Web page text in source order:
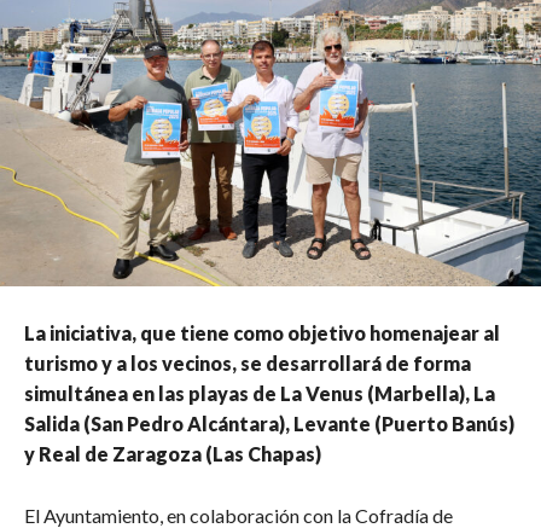
La iniciativa, que tiene como objetivo homenajear al
turismo y a los vecinos, se desarrollará de forma
simultánea en las playas de La Venus (Marbella), La
Salida (San Pedro Alcántara), Levante (Puerto Banús)
y Real de Zaragoza (Las Chapas)
El Ayuntamiento, en colaboración con la Cofradía de